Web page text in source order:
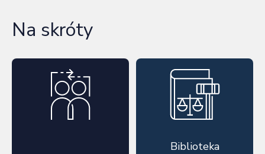
Na skróty
Biblioteka